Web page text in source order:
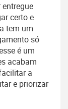
certo e
tem um
só
é um
acabam
a
e priorizar